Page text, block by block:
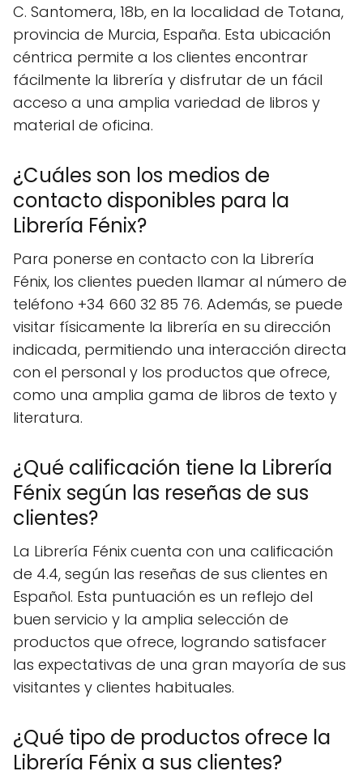
C. Santomera, 18b, en la localidad de Totana,
provincia de Murcia, España. Esta ubicación
céntrica permite a los clientes encontrar
fácilmente la librería y disfrutar de un fácil
acceso a una amplia variedad de libros y
material de oficina.
¿Cuáles son los medios de
contacto disponibles para la
Librería Fénix?
Para ponerse en contacto con la Librería
Fénix, los clientes pueden llamar al número de
teléfono +34 660 32 85 76. Además, se puede
visitar físicamente la librería en su dirección
indicada, permitiendo una interacción directa
con el personal y los productos que ofrece,
como una amplia gama de libros de texto y
literatura.
¿Qué calificación tiene la Librería
Fénix según las reseñas de sus
clientes?
La Librería Fénix cuenta con una calificación
de 4.4, según las reseñas de sus clientes en
Español. Esta puntuación es un reflejo del
buen servicio y la amplia selección de
productos que ofrece, logrando satisfacer
las expectativas de una gran mayoría de sus
visitantes y clientes habituales.
¿Qué tipo de productos ofrece la
Librería Fénix a sus clientes?